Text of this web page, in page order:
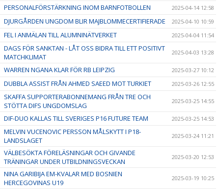
PERSONALFÖRSTÄRKNING INOM BARNFOTBOLLEN 2025-04-14 12:58
DJURGÅRDEN UNGDOM BLIR MAJBLOMMECERTIFIERADE 2025-04-10 10:59
FEL I ANMÄLAN TILL ALUMNINÄTVERKET 2025-04-04 11:54
DAGS FÖR SANKTAN - LÅT OSS BIDRA TILL ETT POSITIVT
MATCHKLIMAT
2025-04-03 13:28
WARREN NGANA KLAR FÖR RB LEIPZIG 2025-03-27 10:12
DUBBLA ASSIST FRÅN AHMED SAEED MOT TURKIET 2025-03-26 12:55
SKAFFA SUPPORTERABONNEMANG FRÅN TRE OCH
STÖTTA DIFS UNGDOMSLAG
2025-03-25 14:55
DIF-DUO KALLAS TILL SVERIGES P16 FUTURE TEAM 2025-03-25 14:53
MELVIN VUCENOVIC PERSSON MÅLSKYTT I P18-
LANDSLAGET
2025-03-24 11:21
VÄLBESÖKTA FÖRELÄSNINGAR OCH GIVANDE
TRÄNINGAR UNDER UTBILDNINGSVECKAN
2025-03-20 12:53
NINA GARIBIJA EM-KVALAR MED BOSNIEN
HERCEGOVINAS U19
2025-03-19 10:25